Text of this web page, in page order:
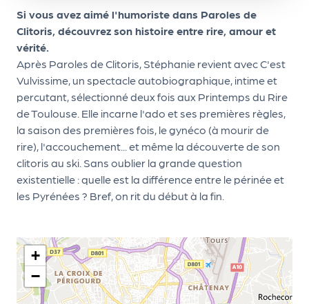
Si vous avez aimé l'humoriste dans Paroles de
Clitoris, découvrez son histoire entre rire, amour et
vérité.
Après Paroles de Clitoris, Stéphanie revient avec C'est
Vulvissime, un spectacle autobiographique, intime et
percutant, sélectionné deux fois aux Printemps du Rire
de Toulouse. Elle incarne l'ado et ses premières règles,
la saison des premières fois, le gynéco (à mourir de
rire), l'accouchement... et même la découverte de son
clitoris au ski. Sans oublier la grande question
existentielle : quelle est la différence entre le périnée et
les Pyrénées ? Bref, on rit du début à la fin.
+
−
Sui
vr
e
le
PR
O
G!
N
os
rvi
ce
s